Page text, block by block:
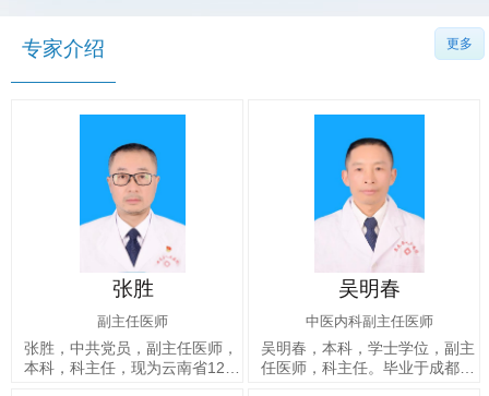
专家介绍 更多
，
吴明春
中医内科副主任医师
吴明春，本科，学士学位，副主
任医师，科主任。毕业于成都中
胡昌盛
放射医学主任医师
胡昌盛，本科学历，放
主任医师，放射科主任